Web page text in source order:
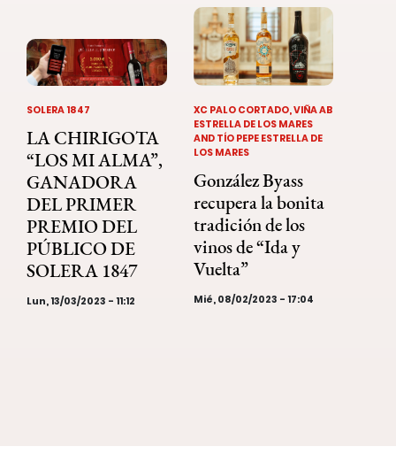
LA CHIRIGOTA
“LOS MI ALMA”,
GANADORA
DEL PRIMER
PREMIO DEL
PÚBLICO DE
SOLERA 1847
SOLERA 1847
Lun, 13/03/2023 - 11:12
González Byass
recupera la bonita
tradición de los
vinos de “Ida y
Vuelta”
XC PALO CORTADO, VIÑA AB
ESTRELLA DE LOS MARES
AND TÍO PEPE ESTRELLA DE
LOS MARES
Mié, 08/02/2023 - 17:04